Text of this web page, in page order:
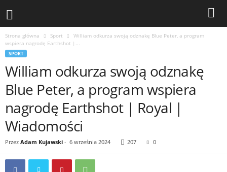
Strona główna Sport
William odkurza swoją odznakę Blue Peter, a program
wspiera nagrodę Earthshot |...
SPORT
William odkurza swoją odznakę
Blue Peter, a program wspiera
nagrodę Earthshot | Royal |
Wiadomości
Przez Adam Kujawski - 6 września 2024 207 0